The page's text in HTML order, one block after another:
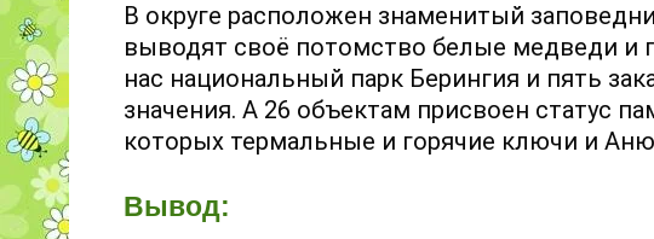
В округе расположен знаменитый
выводят своё потомство белые медведи и
нас национальный парк Берингия и пять
значения. А 26 объектам присвоен статус
которых термальные и горячие ключи и
Вывод: